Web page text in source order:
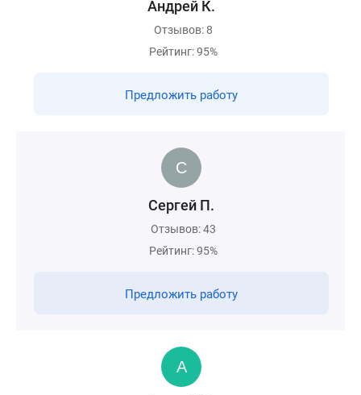
Андрей К.
Отзывов: 8
Рейтинг: 95%
Предложить работу
Сергей П.
Отзывов: 43
Рейтинг: 95%
Предложить работу